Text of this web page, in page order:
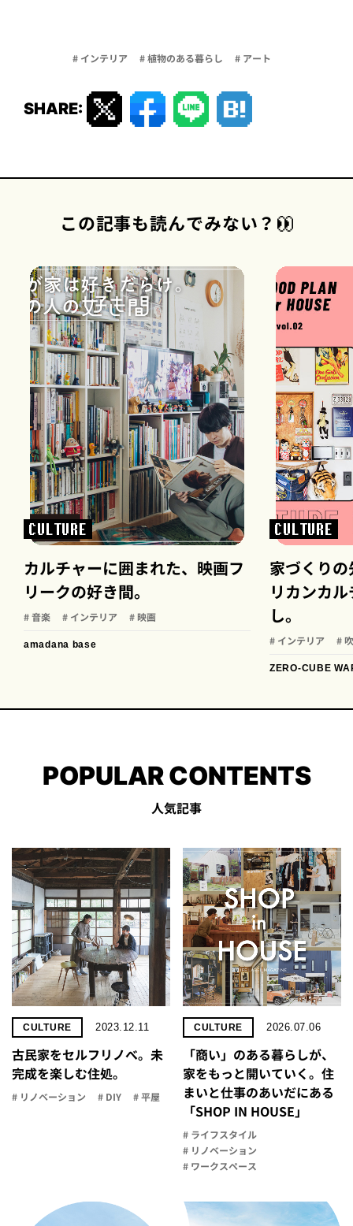
# インテリア # 植物のある暮らし # アート
SHARE:
この記事も読んでみない？
CULTURE
カルチャーに囲まれた、映画フ
リークの好き間。
# 音楽 # インテリア # 映画
amadana base
CULTURE
家づくり
リカンカ
し。
# インテリア #
ZERO-CUBE
POPULAR CONTENTS
人気記事
CULTURE 2023.12.11
古民家をセルフリノべ。未
完成を楽しむ住処。
# リノベーション # DIY # 平屋
CULTURE 2026.07.06
「商い」の​ある​暮らしが、​
家を​もっと​開いていく。​住
まいと​仕事の​あいだに​ある​
「SHOP IN HOUSE」
# ライフスタイル
# リノベーション
# ワークスペース